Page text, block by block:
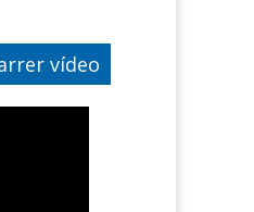
vídeo